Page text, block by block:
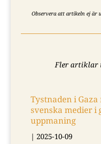
Observera att artikeln ej är
Fler artiklar
Tystnaden i
svenska medier i
uppmaning
| 2025-10-09